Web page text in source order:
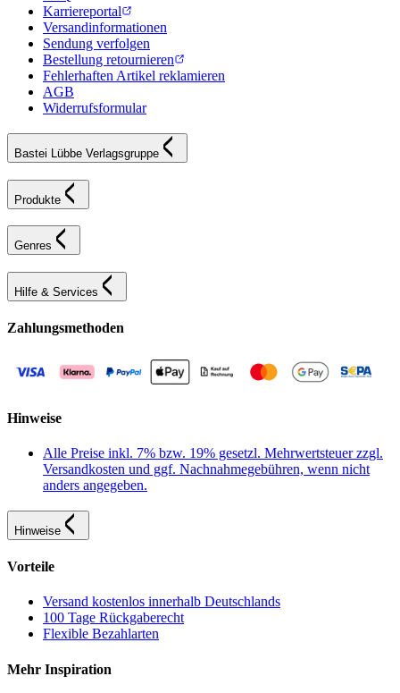
Karriereportal
Versandinformationen
Sendung verfolgen
Bestellung retournieren
Fehlerhaften Artikel reklamieren
AGB
Widerrufsformular
Bastei Lübbe Verlagsgruppe
Produkte
Genres
Hilfe & Services
Zahlungsmethoden
Hinweise
Alle Preise inkl. 7% bzw. 19% gesetzl. Mehrwertsteuer zzgl.
Versandkosten und ggf. Nachnahmegebühren, wenn nicht
anders angegeben.
Hinweise
Vorteile
Versand kostenlos innerhalb Deutschlands
100 Tage Rückgaberecht
Flexible Bezahlarten
Mehr Inspiration